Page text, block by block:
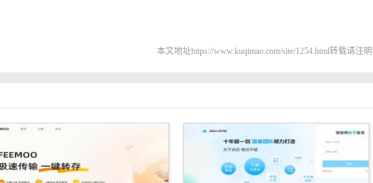
本文地址https://www.kuqimao.com/site/1254.html转载请注明